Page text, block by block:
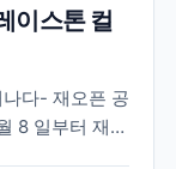
이스톤 컬
다- 재오픈 공
8 일부터 재오